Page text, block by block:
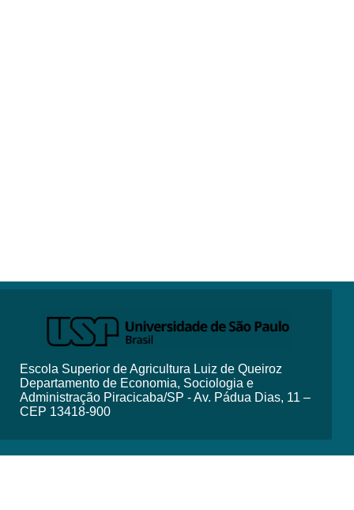
Escola Superior de Agricultura Luiz de Queiroz
Departamento de Economia, Sociologia e
Administração Piracicaba/SP - Av. Pádua Dias, 11 –
CEP 13418-900